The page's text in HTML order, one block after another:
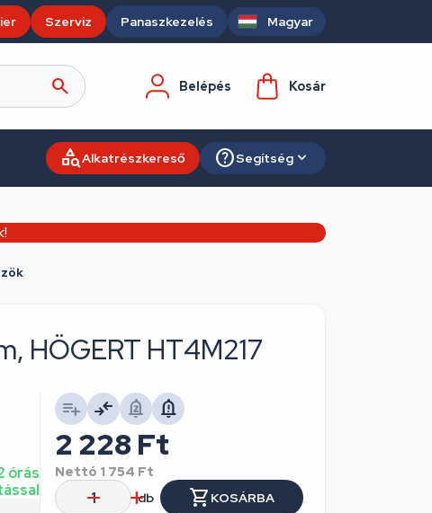
Szerviz Panaszkezelés Magyar
Belépés Kosár
Alkatrészkereső Segítség
HÖGERT HT4M217
órás
2 228 Ft
Nettó 1 754 Ft
db
KOSÁRBA